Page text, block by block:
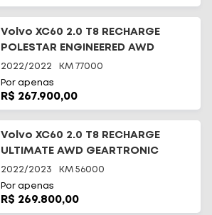
Volvo XC60 2.0 T8 RECHARGE
POLESTAR ENGINEERED AWD
GEART
2022/2022 KM 77000
Por apenas
R$ 267.900,00
Volvo XC60 2.0 T8 RECHARGE
ULTIMATE AWD GEARTRONIC
2022/2023 KM 56000
Por apenas
R$ 269.800,00